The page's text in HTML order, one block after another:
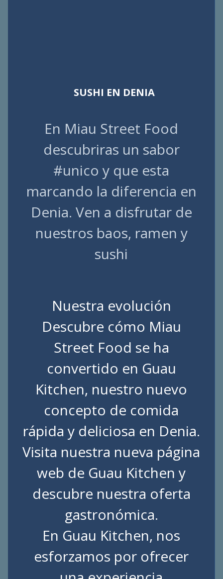
SUSHI EN DENIA
En Miau Street Food
descubriras un sabor
#unico y que esta
marcando la diferencia en
Denia. Ven a disfrutar de
nuestros baos, ramen y
sushi
Nuestra evolución
Descubre cómo Miau
Street Food se ha
convertido en Guau
Kitchen, nuestro nuevo
concepto de comida
rápida y deliciosa en Denia.
Visita nuestra nueva página
web de Guau Kitchen y
descubre nuestra oferta
gastronómica.
En Guau Kitchen, nos
esforzamos por ofrecer